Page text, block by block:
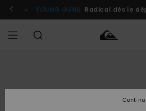
l'information
le
Se connecter / s'inscrire
YOUNG GUNS Radical dès le